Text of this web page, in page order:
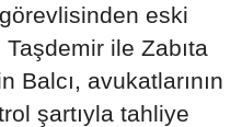
eski
ile Zabıta
Balcı, avukatlarının
şartıyla tahliye